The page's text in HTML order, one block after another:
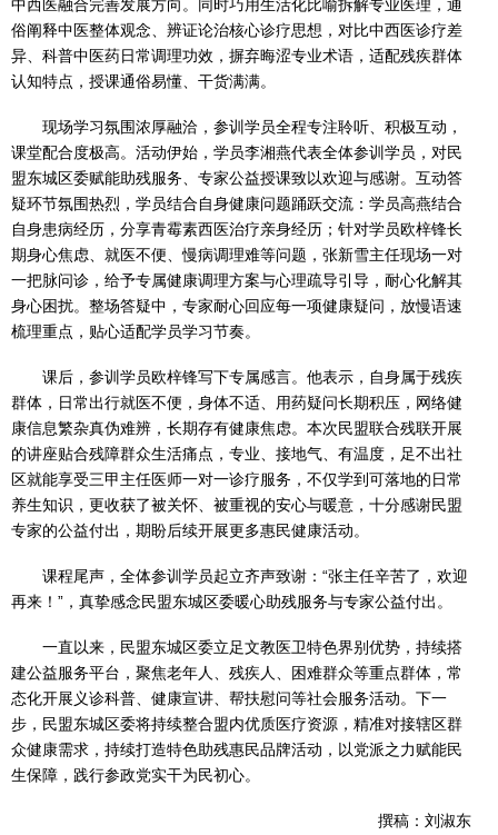
中西医融合完善发展方向。同时巧用生活化比喻拆解专业医理，通
俗阐释中医整体观念、辨证论治核心诊疗思想，对比中西医诊疗差
异、科普中医药日常调理功效，摒弃晦涩专业术语，适配残疾群体
认知特点，授课通俗易懂、干货满满。
现场学习氛围浓厚融洽，参训学员全程专注聆听、积极互动，
课堂配合度极高。活动伊始，学员李湘燕代表全体参训学员，对民
盟东城区委赋能助残服务、专家公益授课致以欢迎与感谢。互动答
疑环节氛围热烈，学员结合自身健康问题踊跃交流：学员高燕结合
自身患病经历，分享青霉素西医治疗亲身经历；针对学员欧梓锋长
期身心焦虑、就医不便、慢病调理难等问题，张新雪主任现场一对
一把脉问诊，给予专属健康调理方案与心理疏导引导，耐心化解其
身心困扰。整场答疑中，专家耐心回应每一项健康疑问，放慢语速
梳理重点，贴心适配学员学习节奏。
课后，参训学员欧梓锋写下专属感言。他表示，自身属于残疾
群体，日常出行就医不便，身体不适、用药疑问长期积压，网络健
康信息繁杂真伪难辨，长期存有健康焦虑。本次民盟联合残联开展
的讲座贴合残障群众生活痛点，专业、接地气、有温度，足不出社
区就能享受三甲主任医师一对一诊疗服务，不仅学到可落地的日常
养生知识，更收获了被关怀、被重视的安心与暖意，十分感谢民盟
专家的公益付出，期盼后续开展更多惠民健康活动。
课程尾声，全体参训学员起立齐声致谢：“张主任辛苦了，欢迎
再来！”，真挚感念民盟东城区委暖心助残服务与专家公益付出。
一直以来，民盟东城区委立足文教医卫特色界别优势，持续搭
建公益服务平台，聚焦老年人、残疾人、困难群众等重点群体，常
态化开展义诊科普、健康宣讲、帮扶慰问等社会服务活动。下一
步，民盟东城区委将持续整合盟内优质医疗资源，精准对接辖区群
众健康需求，持续打造特色助残惠民品牌活动，以党派之力赋能民
生保障，践行参政党实干为民初心。
撰稿：刘淑东